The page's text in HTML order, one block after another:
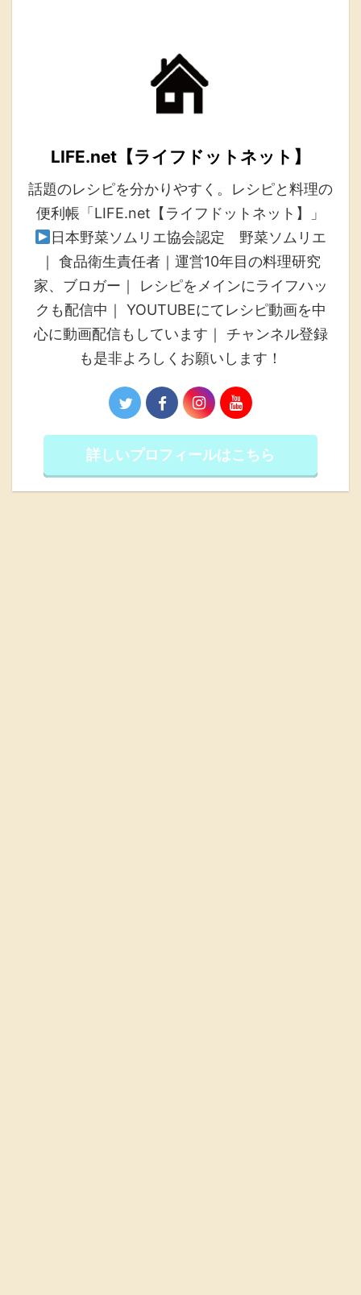
LIFE.net【ライフドットネット】
話題のレシピを分かりやすく。レシピと料理の
便利帳「LIFE.net【ライフドットネット】」
日本野菜ソムリエ協会認定 野菜ソムリエ
｜ 食品衛生責任者｜運営10年目の料理研究
家、ブロガー｜ レシピをメインにライフハッ
クも配信中｜ YOUTUBEにてレシピ動画を中
心に動画配信もしています｜ チャンネル登録
も是非よろしくお願いします！
詳しいプロフィールはこちら